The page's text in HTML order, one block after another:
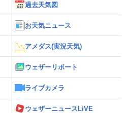
過去天気図
お天気ニュース
アメダス(実況天気)
ウェザーリポート
ライブカメラ
ウェザーニュースLiVE